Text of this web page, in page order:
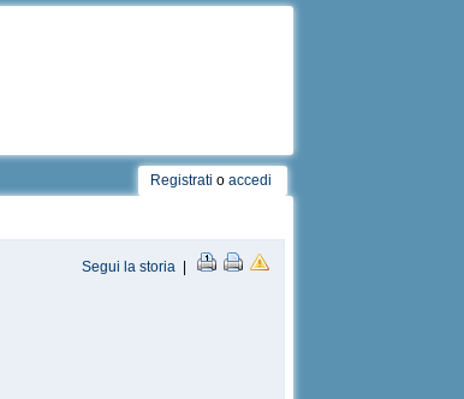
Registrati o accedi
Segui la storia |